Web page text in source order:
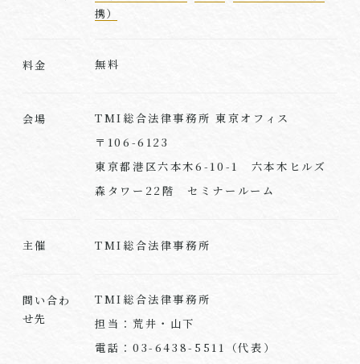
携）
料金 無料
会場
TMI総合法律事務所 東京オフィス
〒106-6123
東京都港区六本木6-10-1 六本木ヒルズ
森タワー22階 セミナールーム
主催 TMI総合法律事務所
問い合わ
せ先
TMI総合法律事務所
担当： 荒井 ・山下
電話：03-6438-5511（代表）